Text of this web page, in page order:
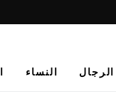
الرجال النساء